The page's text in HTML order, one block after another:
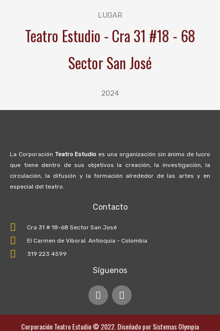
LUGAR
Teatro Estudio - Cra 31 #18 - 68
Sector San José
2024
La Corporación Teatro Estudio es una organización sin ánimo de lucro
que tiene dentro de sus objetivos la creación, la investigación, la
circulación, la difusión y la formación alrededor de las artes y en
especial del teatro.
Contacto
Cra 31 # 18-68 Sector San José
El Carmen de Viboral. Antioquia - Colombia
319 223 4599
Síguenos
I
n
F
a
Corporación Teatro Estudio © 2022. Diseñado porSistemas Olympia